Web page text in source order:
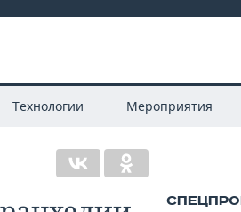
Технологии Мероприятия